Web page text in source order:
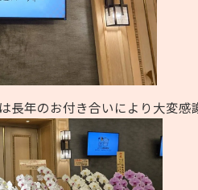
長年のお付き合いにより大変感